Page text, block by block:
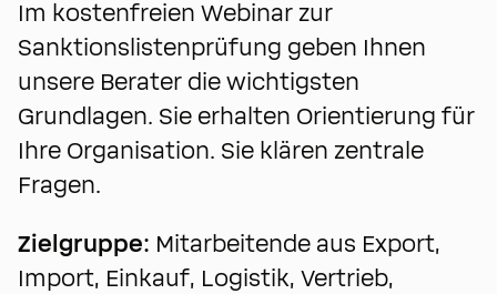
Im kostenfreien Webinar zur
Sanktionslistenprüfung geben Ihnen
unsere Berater die wichtigsten
Grundlagen. Sie erhalten Orientierung für
Ihre Organisation. Sie klären zentrale
Fragen.
Zielgruppe: Mitarbeitende aus Export,
Import, Einkauf, Logistik, Vertrieb,